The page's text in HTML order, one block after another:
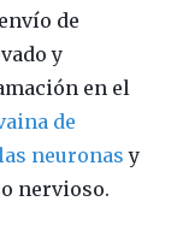
de
y
en el
de
neuronas y
nervioso.